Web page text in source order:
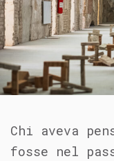
Chi aveva
fosse nel